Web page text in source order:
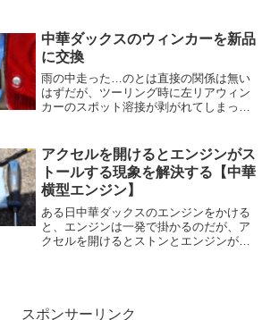
チャレンジしてみたりしたせいで余計に
深みにハマったわけ...
中華ダックスのウィンカーを新品
に交換
雨の中走った…のとは直接の関係は無い
はずだが、ツーリング時に左リアウィン
カーのスポット溶接が剥がれてしまった
置ならともかく恒久的に修理する方法が
思いつかなかった。仕方が...
アクセルを開けるとエンジンがス
トールする現象を解決する【中華
横型エンジン】
ある日中華ダックスのエンジンをかける
と、エンジンは一発で掛かるのだが、ア
クセルを開けるとストンとエンジンが止
スポンサーリンク